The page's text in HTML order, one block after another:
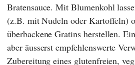
Bratensauce. Mit Blumenkohl
(z.B. mit Nudeln oder Kartoffeln)
überbackene Gratins herstellen.
aber äusserst empfehlenswerte
Zubereitung eines glutenfreien,